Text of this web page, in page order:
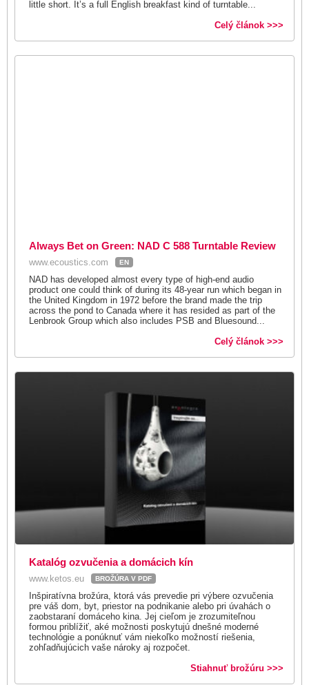
little short. It’s a full English breakfast kind of turntable...
Celý článok >>>
Always Bet on Green: NAD C 588 Turntable Review
www.ecoustics.com EN
NAD has developed almost every type of high-end audio
product one could think of during its 48-year run which began in
the United Kingdom in 1972 before the brand made the trip
across the pond to Canada where it has resided as part of the
Lenbrook Group which also includes PSB and Bluesound...
Celý článok >>>
Katalóg ozvučenia a domácich kín
www.ketos.eu BROŽÚRA V PDF
Inšpiratívna brožúra, ktorá vás prevedie pri výbere ozvučenia
pre váš dom, byt, priestor na podnikanie alebo pri úvahách o
zaobstaraní domáceho kina. Jej cieľom je zrozumiteľnou
formou priblížiť, aké možnosti poskytujú dnešné moderné
technológie a ponúknuť vám niekoľko možností riešenia,
zohľadňujúcich vaše nároky aj rozpočet.
Stiahnuť brožúru >>>